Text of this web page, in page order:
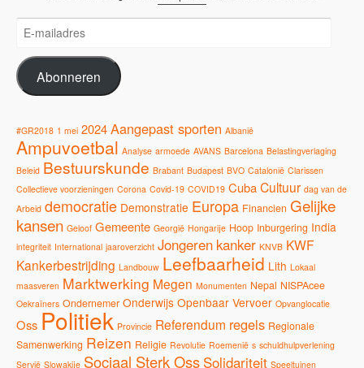
E-
mailadres
Abonneren
#GR2018 1 mei 2024Aangepast sporten Albanië
Ampuvoetbal Analyse armoede AVANS Barcelona Belastingverlaging
Beleid Bestuurskunde Brabant Budapest BVO Catalonië Clarissen
Collectieve voorzieningen Corona Covid-19 COVID19 CubaCultuur dag van de
Arbeid democratie Demonstratie Europa Financien Gelijke
kansen Geloof Gemeente Georgië Hongarije Hoop Inburgering India
integriteit International jaaroverzicht Jongeren kanker KNVB KWF
Kankerbestrijding Landbouw Leefbaarheid Lith Lokaal
maasveren Marktwerking Megen Monumenten Nepal NISPAcee
Oekraïners Ondernemer Onderwijs Openbaar Vervoer Opvanglocatie
Oss Politiek Provincie Referendum regels Regionale
Samenwerking Reizen Religie Revolutie Roemenië s schuldhulpverlening
Servië Slowakije Sociaal Sterk Oss Solidariteit Speeltuinen